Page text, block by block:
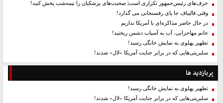
حرف‌های رئیس‌جمهور تکراری است| صحبت‌های پزشکیان را نیمه‌شب پخش کنید!
وقتی قالیباف جا پای رفسنجانی می گذارد!
در حال حاضر مذاکره‌ای با آمریکا نداریم
خانم مهاجرانی، آب به آسیاب دشمن ریختید!
تطهیر پهلوی به نمایش خانگی رسید!
سلبریتی‌هایی که در برابر جنایت آمریکا «لال» شدند!
پربازدید ها
تطهیر پهلوی به نمایش خانگی رسید!
سلبریتی‌هایی که در برابر جنایت آمریکا «لال» شدند!